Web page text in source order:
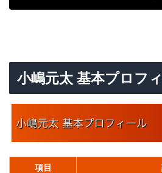
小嶋元太 基本プロフ
項目